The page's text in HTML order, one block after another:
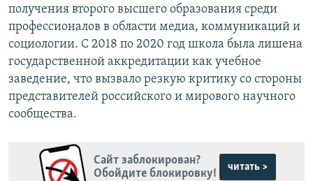
получения второго высшего образования среди
профессионалов в области медиа, коммуникаций и
социологии. С 2018 по 2020 год школа была лишена
государственной аккредитации как учебное
заведение, что вызвало резкую критику со стороны
представителей российского и мирового научного
сообщества.
Сайт заблокирован?
Обойдите блокировку!
читать >